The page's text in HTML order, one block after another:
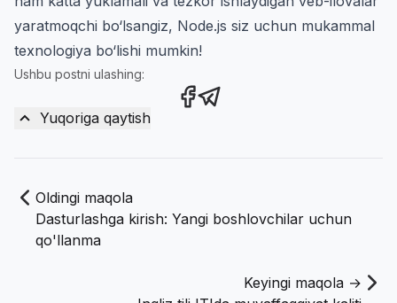
yaratmoqchi bo‘lsangiz, Node.js siz uchun mukammal
texnologiya bo‘lishi mumkin!
Ushbu postni ulashing:
Share this post on Facebook
Share this post via
Yuqoriga qaytish
Oldingi maqola
Dasturlashga kirish: Yangi boshlovchilar uchun
qo'llanma
Keyingi maqola →